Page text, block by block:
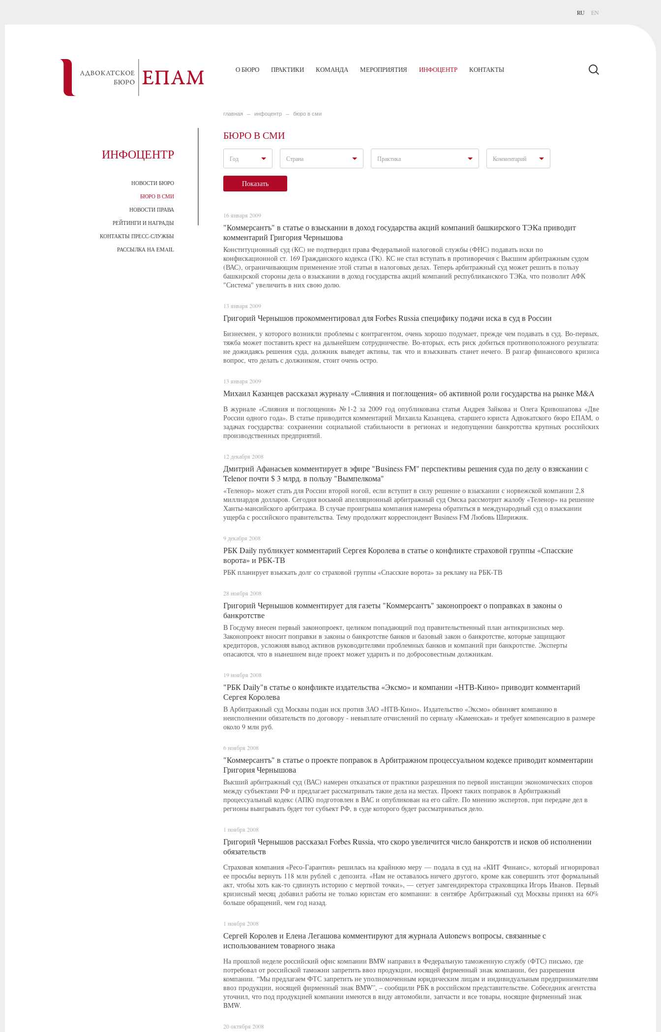
RU EN
О БЮРО ПРАКТИКИ КОМАНДА МЕРОПРИЯТИЯ ИНФОЦЕНТР КОНТАКТЫ
ИНФОЦЕНТР
НОВОСТИ БЮРО
БЮРО В СМИ
НОВОСТИ ПРАВА
РЕЙТИНГИ И НАГРАДЫ
КОНТАКТЫ ПРЕСС-СЛУЖБЫ
РАССЫЛКА НА EMAIL
главная инфоцентр бюро в сми
БЮРО В СМИ
Год Страна Практика Комментарий
Показать
16 января 2009
"Коммерсантъ" в статье о взыскании в доход государства акций компаний башкирского ТЭКа приводит
комментарий Григория Чернышова
Конституционный суд (КС) не подтвердил права Федеральной налоговой службы (ФНС) подавать иски по
конфискационной ст. 169 Гражданского кодекса (ГК). КС не стал вступать в противоречия с Высшим арбитражным судом
(ВАС), ограничивающим применение этой статьи в налоговых делах. Теперь арбитражный суд может решить в пользу
башкирской стороны дела о взыскании в доход государства акций компаний республиканского ТЭКа, что позволит АФК
"Система" увеличить в них свою долю.
13 января 2009
Григорий Чернышов прокомментировал для Forbes Russia специфику подачи иска в суд в России
Бизнесмен, у которого возникли проблемы с контрагентом, очень хорошо подумает, прежде чем подавать в суд. Во-первых,
тяжба может поставить крест на дальнейшем сотрудничестве. Во-вторых, есть риск добиться противоположного результата:
не дожидаясь решения суда, должник выведет активы, так что и взыскивать станет нечего. В разгар финансового кризиса
вопрос, что делать с должником, стоит очень остро.
13 января 2009
Михаил Казанцев рассказал журналу «Слияния и поглощения» об активной роли государства на рынке M&A
В журнале «Слияния и поглощения» №1-2 за 2009 год опубликована статья Андрея Зайкова и Олега Кривошапова «Две
России одного года». В статье приводится комментарий Михаила Казанцева, старшего юриста Адвокатского бюро ЕПАМ, о
задачах государства: сохранении социальной стабильности в регионах и недопущении банкротства крупных российских
производственных предприятий.
12 декабря 2008
Дмитрий Афанасьев комментирует в эфире "Business FM" перспективы решения суда по делу о взяскании с
Telenor почти $ 3 млрд. в пользу "Вымпелкома"
«Теленор» может стать для России второй ногой, если вступит в силу решение о взыскании с норвежской компании 2,8
миллиардов долларов. Сегодня восьмой апелляционный арбитражный суд Омска рассмотрит жалобу «Теленор» на решение
Ханты-мансийского арбитража. В случае проигрыша компания намерена обратиться в международный суд о взыскании
ущерба с российского правительства. Тему продолжит корреспондент Business FM Любовь Ширижик.
9 декабря 2008
РБК Daily публикует комментарий Сергея Королева в статье о конфликте страховой группы «Спасские
ворота» и РБК-ТВ
РБК планирует взыскать долг со страховой группы «Спасские ворота» за рекламу на РБК-ТВ
28 ноября 2008
Григорий Чернышов комментирует для газеты "Коммерсантъ" законопроект о поправках в законы о
банкротстве
В Госдуму внесен первый законопроект, целиком попадающий под правительственный план антикризисных мер.
Законопроект вносит поправки в законы о банкротстве банков и базовый закон о банкротстве, которые защищают
кредиторов, усложняя вывод активов руководителями проблемных банков и компаний при банкротстве. Эксперты
опасаются, что в нынешнем виде проект может ударить и по добросовестным должникам.
19 ноября 2008
"РБК Daily"в статье о конфликте издательства «Эксмо» и компании «НТВ-Кино» приводит комментарий
Сергея Королева
В Арбитражный суд Москвы подан иск против ЗАО «НТВ-Кино». Издательство «Эксмо» обвиняет компанию в
неисполнении обязательств по договору - невыплате отчислений по сериалу «Каменская» и требует компенсацию в размере
около 9 млн руб.
6 ноября 2008
"Коммерсантъ" в статье о проекте поправок в Арбитражном процессуальном кодексе приводит комментарии
Григория Чернышова
Высший арбитражный суд (ВАС) намерен отказаться от практики разрешения по первой инстанции экономических споров
между субъектами РФ и предлагает рассматривать такие дела на местах. Проект таких поправок в Арбитражный
процессуальный кодекс (АПК) подготовлен в ВАС и опубликован на его сайте. По мнению экспертов, при передаче дел в
регионы выигрывать будет тот субъект РФ, в суде которого будет рассматриваться дело.
1 ноября 2008
Григорий Чернышов рассказал Forbes Russia, что скоро увеличится число банкротств и исков об исполнении
обязательств
Страховая компания «Ресо-Гарантия» решилась на крайнюю меру — подала в суд на «КИТ Финанс», который игнорировал
ее просьбы вернуть 118 млн рублей с депозита. «Нам не оставалось ничего другого, кроме как совершить этот формальный
акт, чтобы хоть как-то сдвинуть историю с мертвой точки», — сетует замгендиректора страховщика Игорь Иванов. Первый
кризисный месяц добавил работы не только юристам его компании: в сентябре Арбитражный суд Москвы принял на 60%
больше обращений, чем год назад.
1 ноября 2008
Сергей Королев и Елена Легашова комментируют для журнала Autonews вопросы, связанные с
использованием товарного знака
На прошлой неделе российский офис компании BMW направил в Федеральную таможенную службу (ФТС) письмо, где
потребовал от российской таможни запретить ввоз продукции, носящей фирменный знак компании, без разрешения
компании. “Мы предлагаем ФТС запретить не уполномоченным юридическим лицам и индивидуальным предпринимателям
ввоз продукции, носящей фирменный знак BMW”, – сообщили РБК в российском представительстве. Собеседник агентства
уточнил, что под продукцией компании имеются в виду автомобили, запчасти и все товары, носящие фирменный знак
BMW.
20 октября 2008